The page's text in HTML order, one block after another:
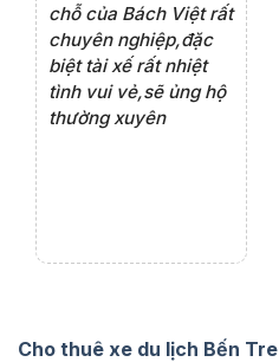
chỗ của Bách Việt rất
chuyên nghiệp,đặc
biệt tài xế rất nhiệt
tình vui vẻ,sẽ ủng hộ
thường xuyên
Cho thuê xe du lịch Bến Tre